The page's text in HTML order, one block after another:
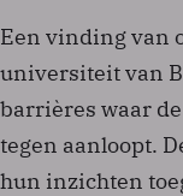
Een vinding van
universiteit van
barrières waar
tegen aanloopt.
hun inzichten